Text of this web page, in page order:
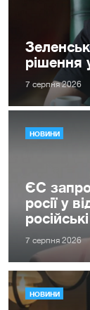
рішення
7 серпня 2026
НОВИНИ
ЄС
росії у
7 серпня 2026
НОВИНИ